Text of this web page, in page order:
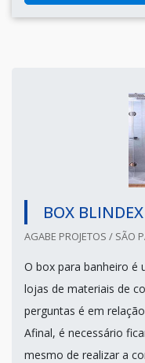
BOX
AGABE PROJETOS / SÃO
O box para banheiro é
lojas de materiais de
perguntas é em
Afinal, é necessário
mesmo de realizar a